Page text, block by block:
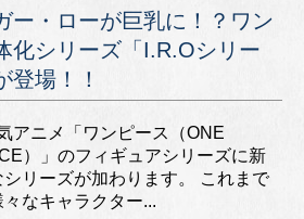
ー・ローが巨乳に！？ワン
化シリーズ「I.R.Oシリー
登場！！
アニメ「ワンピース（ONE
）」のフィギュアシリーズに新
シリーズが加わります。 これまで
々なキャラクター...